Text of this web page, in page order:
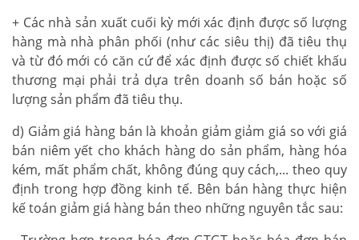
+ Các nhà sản xuất cuối kỳ mới xác định được số lượng
hàng mà nhà phân phối (như các siêu thị) đã tiêu thụ
và từ đó mới có căn cứ để xác định được số chiết khấu
thương mại phải trả dựa trên doanh số bán hoặc số
lượng sản phẩm đã tiêu thụ.
d) Giảm giá hàng bán là khoản giảm giảm giá so với giá
bán niêm yết cho khách hàng do sản phẩm, hàng hóa
kém, mất phẩm chất, không đúng quy cách,... theo quy
định trong hợp đồng kinh tế. Bên bán hàng thực hiện
kế toán giảm giá hàng bán theo những nguyên tắc sau: